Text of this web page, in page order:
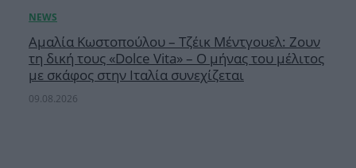
Αμαλία Κωστοπούλου – Τζέικ Μέντγουελ: Ζουν
τη δική τους «Dolce Vita» – Ο μήνας του μέλιτος
με σκάφος στην Ιταλία συνεχίζεται
09.08.2026